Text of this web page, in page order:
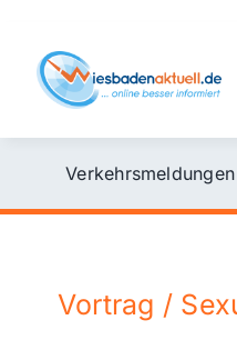
content
Verkehrsmeldungen
Vortrag /